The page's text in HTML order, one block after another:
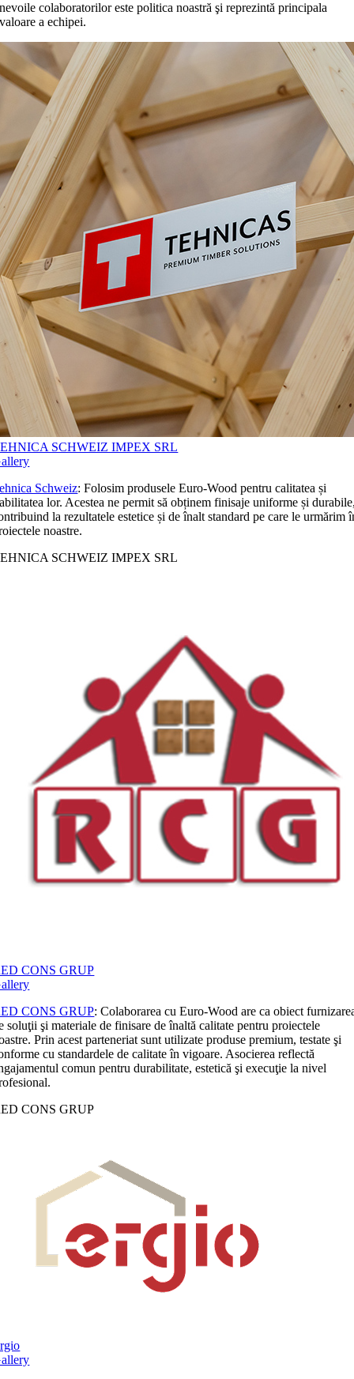
nevoile colaboratorilor este politica noastră şi reprezintă principala
valoare a echipei.
SCHWEIZ IMPEX SRL
Schweiz: Folosim produsele Euro-Wood pentru calitatea și
lor. Acestea ne permit să obținem finisaje uniforme și
la rezultatele estetice și de înalt standard pe care le urmărim
noastre.
SCHWEIZ IMPEX SRL
CONS GRUP
CONS GRUP: Colaborarea cu Euro-Wood are ca obiect
soluţii şi materiale de finisare de înaltă calitate pentru proiectele
Prin acest parteneriat sunt utilizate produse premium, testate şi
cu standardele de calitate în vigoare. Asocierea reflectă
comun pentru durabilitate, estetică şi execuţie la nivel
CONS GRUP